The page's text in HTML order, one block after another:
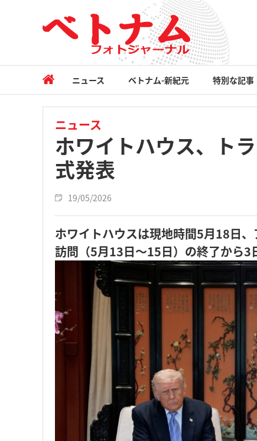
ニュース ベトナム-新紀元 特別な記事
ニュース
ホワイトハウス、ト
式発表
19/05/2026
ホワイトハウスは現地時間5月18日
訪問（5月13日～15日）の終了から3